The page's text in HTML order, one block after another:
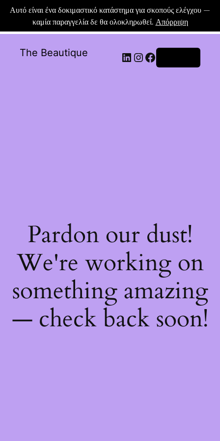
Αυτό είναι ένα δοκιμαστικό κατάστημα για σκοπούς ελέγχου —
καμία παραγγελία δε θα ολοκληρωθεί. Απόρριψη
The Beautique
Pardon our dust!
We're working on
something amazing
— check back soon!